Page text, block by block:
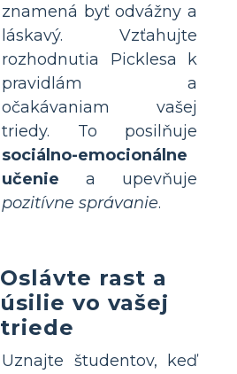
znamená byť odvážny a
láskavý. Vzťahujte
rozhodnutia Picklesa k
pravidlám a
očakávaniam vašej
triedy. To posilňuje
sociálno-emocionálne
učenie a upevňuje
pozitívne správanie.
Oslávte rast a
úsilie vo vašej
triede
Uznajte študentov, keď